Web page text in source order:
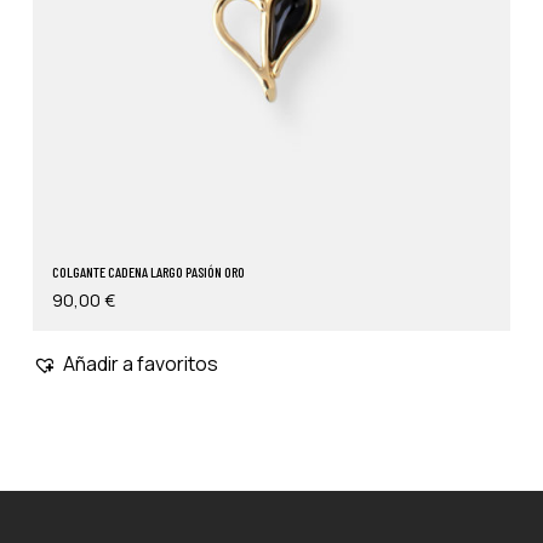
COLGANTE CADENA LARGO PASIÓN ORO
90,00 €
Añadir a favoritos